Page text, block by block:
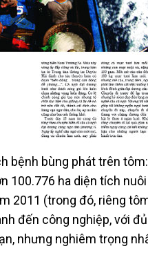
bệnh bùng phát trên
100.776 ha diện tích
2011 (trong đó, riêng
đến công nghiệp, với
nhưng nghiêm trọng